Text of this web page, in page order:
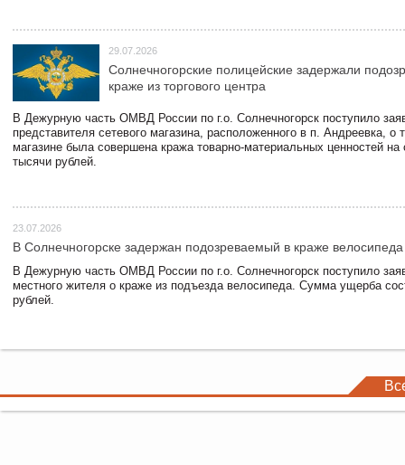
29.07.2026
Солнечногорские полицейские задержали
краже из торгового центра
В Дежурную часть ОМВД России по г.о. Солнечногорск поступило
представителя сетевого магазина, расположенного в п. Андреевка, о
магазине была совершена кража товарно-материальных ценностей
тысячи рублей.
23.07.2026
В Солнечногорске задержан подозреваемый в краже велосипеда
В Дежурную часть ОМВД России по г.о. Солнечногорск поступило
местного жителя о краже из подъезда велосипеда. Сумма ущерба
рублей.